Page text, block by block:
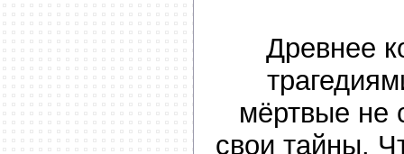
Древнее
мёртвые не
свои тайны.